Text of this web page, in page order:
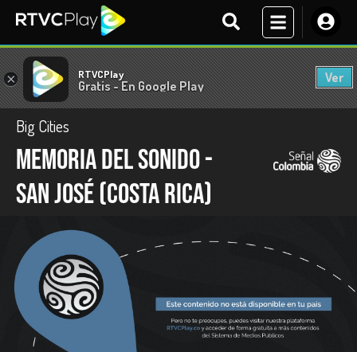
× RTVCPlay
Gratis - En Google Play
Ver
Big Cities
Memoria del sonido -
San José (Costa Rica)